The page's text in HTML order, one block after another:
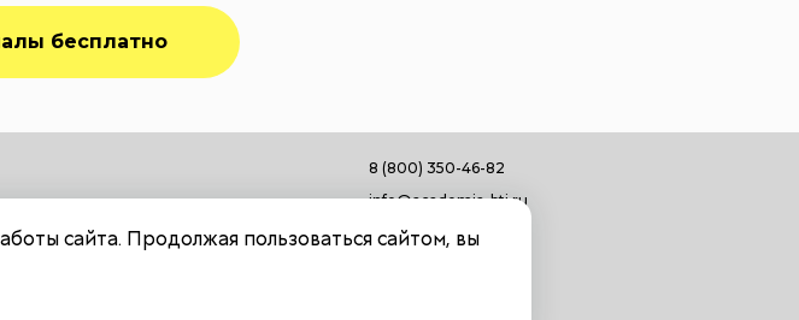
бесплатно
8 (800) 350-46-82
info@academia-bti.ru
сайта. Продолжая пользоваться сайтом, вы